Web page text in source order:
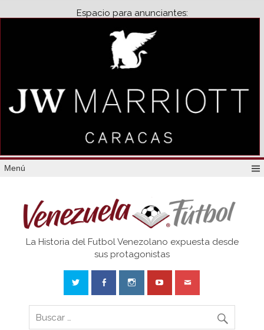
Espacio para anunciantes:
Menú
Venezuela
La Historia del Futbol Venezolano expuesta desde
sus protagonistas